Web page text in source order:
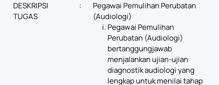
DESKRIPSI
TUGAS
:
Pegawai Pemulihan Perubatan
(Audiologi)
Pegawai Pemulihan
Perubatan (Audiologi)
bertanggungjawab
menjalankan ujian-ujian
diagnostik audiologi yang
lengkap untuk menilai tahap